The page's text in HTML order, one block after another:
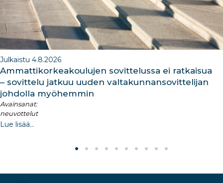
Julkaistu 4.8.2026
Ammattikorkeakoulujen sovittelussa ei ratkaisua
– sovittelu jatkuu uuden valtakunnansovittelijan
johdolla myöhemmin
Avainsanat:
neuvottelut
Lue lisää...